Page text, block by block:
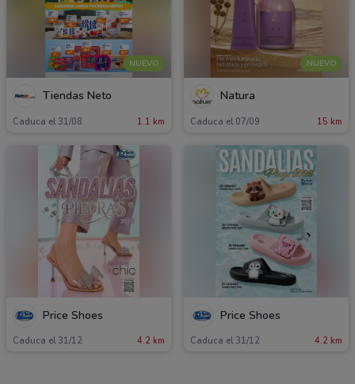
NUEVO
Tiendas Neto
Caduca el 31/08 1.1 km
NUEVO
Natura
Caduca el 07/09 15 km
Price Shoes
Caduca el 31/12 4.2 km
Price Shoes
Caduca el 31/12 4.2 km